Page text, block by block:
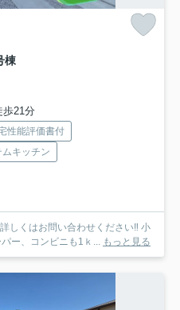
棟
歩21分
性能評価書付
ムキッチン
しくはお問い合わせください‼ 小
ー、コンビニも1ｋ... もっと見る